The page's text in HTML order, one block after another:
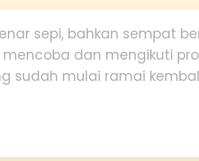
sepi, bahkan sempat
dan mengikuti
sudah mulai ramai